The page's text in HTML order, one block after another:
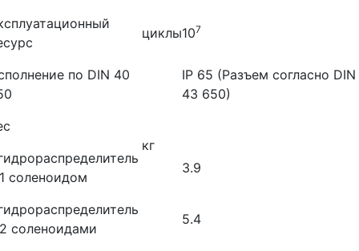
циклы107
по DIN 40
IP 65 (Разъем согласно DIN
43 650)
соленоидом
кг
3.9
соленоидами
5.4